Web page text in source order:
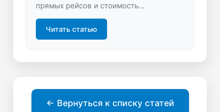
прямых рейсов и стоимость
Подберите удобный перелет, сравните
предложения и купите билет выгодно
Читать статью
← Вернуться к списку статей